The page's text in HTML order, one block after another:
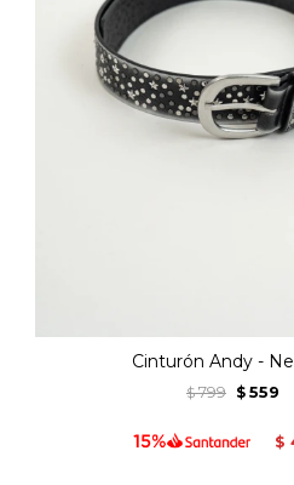
Cinturón Andy -
$ 799 $ 559
$